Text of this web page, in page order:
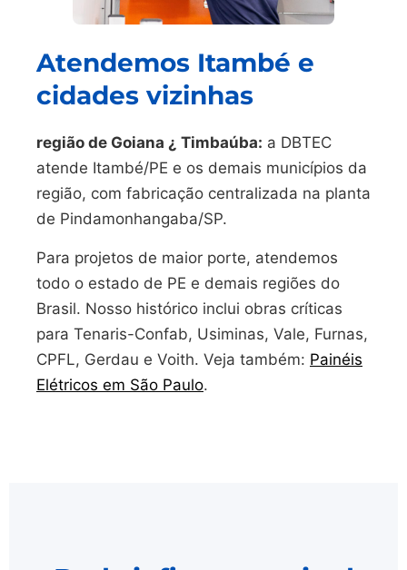
Atendemos Itambé e
cidades vizinhas
região de Goiana ¿ Timbaúba: a DBTEC
atende Itambé/PE e os demais municípios da
região, com fabricação centralizada na planta
de Pindamonhangaba/SP.
Para projetos de maior porte, atendemos
todo o estado de PE e demais regiões do
Brasil. Nosso histórico inclui obras críticas
para Tenaris-Confab, Usiminas, Vale, Furnas,
CPFL, Gerdau e Voith. Veja também: Painéis
Elétricos em São Paulo.